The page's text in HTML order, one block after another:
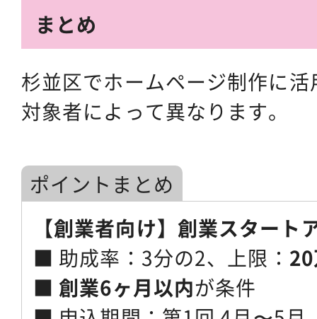
まとめ
杉並区でホームページ制作に
対象者によって異なります。
ポイントまとめ
【創業者向け】創業スタート
■ 助成率：3分の2、上限：
■ 創業6ヶ月以内が条件